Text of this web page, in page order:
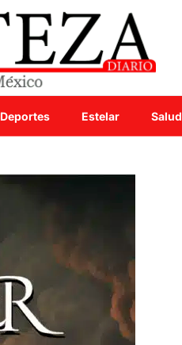
Deportes Estelar Salud